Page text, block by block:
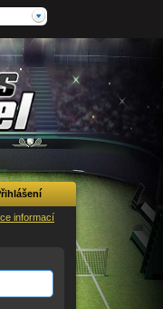
informací